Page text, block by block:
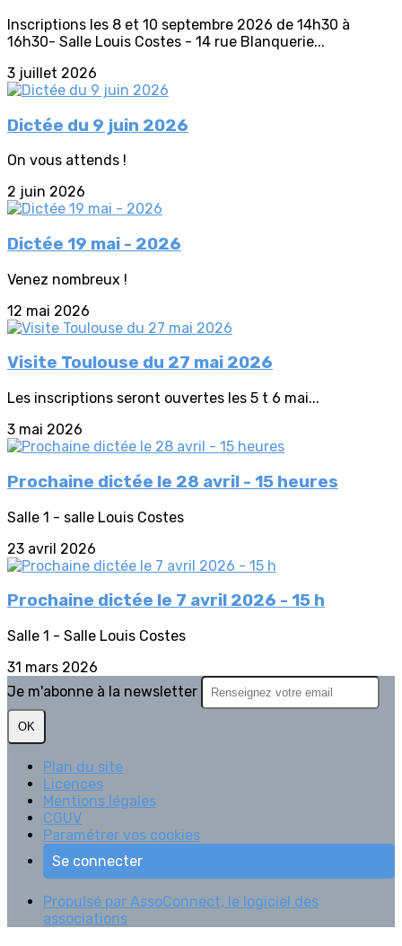
Inscriptions les 8 et 10 septembre 2026 de 14h30 à
16h30- Salle Louis Costes - 14 rue Blanquerie...
3 juillet 2026
Dictée du 9 juin 2026
On vous attends !
2 juin 2026
Dictée 19 mai - 2026
Venez nombreux !
12 mai 2026
Visite Toulouse du 27 mai 2026
Les inscriptions seront ouvertes les 5 t 6 mai...
3 mai 2026
Prochaine dictée le 28 avril - 15 heures
Salle 1 - salle Louis Costes
23 avril 2026
Prochaine dictée le 7 avril 2026 - 15 h
Salle 1 - Salle Louis Costes
31 mars 2026
Je m'abonne à la newsletter
OK
Plan du site
Licences
Mentions légales
CGUV
Paramétrer vos cookies
Se connecter
Propulsé par AssoConnect, le logiciel des
associations